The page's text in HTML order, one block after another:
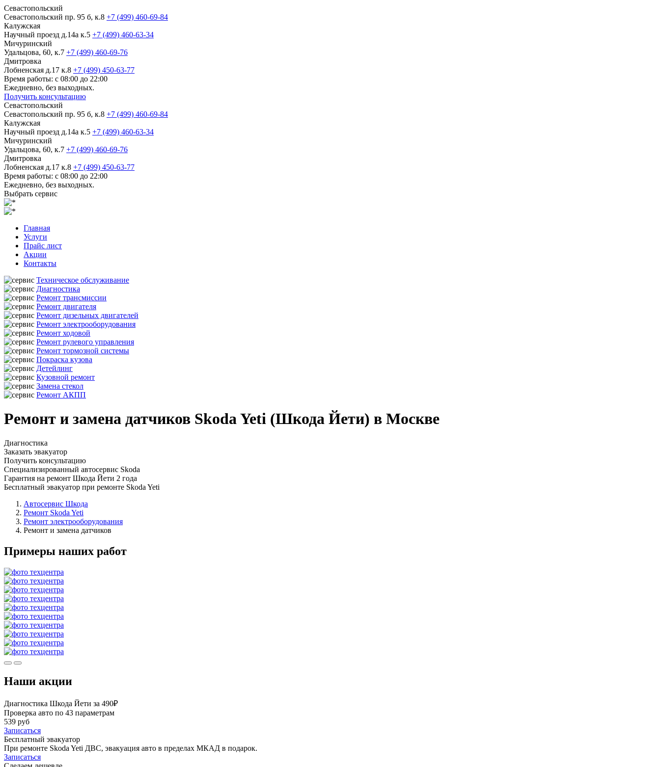
Севастопольский
Севастопольский пр. 95 б, к.8 +7 (499) 460-69-84
Калужская
Научный проезд д.14а к.5 +7 (499) 460-63-34
Мичуринский
Удальцова, 60, к.7 +7 (499) 460-69-76
Дмитровка
Лобненская д.17 к.8 +7 (499) 450-63-77
Время работы: с 08:00 до 22:00
Ежедневно, без выходных.
Получить консультацию
Севастопольский
Севастопольский пр. 95 б, к.8 +7 (499) 460-69-84
Калужская
Научный проезд д.14а к.5 +7 (499) 460-63-34
Мичуринский
Удальцова, 60, к.7 +7 (499) 460-69-76
Дмитровка
Лобненская д.17 к.8 +7 (499) 450-63-77
Время работы: с 08:00 до 22:00
Ежедневно, без выходных.
Выбрать сервис
Главная
Услуги
Прайс лист
Акции
Контакты
Техническое обслуживание
Диагностика
Ремонт трансмиссии
Ремонт двигателя
Ремонт дизельных двигателей
Ремонт электрооборудования
Ремонт ходовой
Ремонт рулевого управления
Ремонт тормозной системы
Покраска кузова
Детейлинг
Кузовной ремонт
Замена стекол
Ремонт АКПП
Ремонт и замена датчиков Skoda Yeti (Шкода Йети) в Москве
Диагностика
Заказать эвакуатор
Получить консультацию
Специализированный автосервис Skoda
Гарантия на ремонт Шкода Йети 2 года
Бесплатный эвакуатор при ремонте Skoda Yeti
Автосервис Шкода
Ремонт Skoda Yeti
Ремонт электрооборудования
Ремонт и замена датчиков
Примеры наших работ
Наши акции
Диагностика Шкода Йети за 490₽
Проверка авто по 43 параметрам
539 руб
Записаться
Бесплатный эвакуатор
При ремонте Skoda Yeti ДВС, эвакуация авто в пределах МКАД в подарок.
Записаться